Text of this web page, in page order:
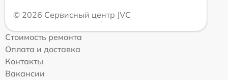
© 2026 Сервисный центр JVC
Стоимость ремонта
Оплата и доставка
Контакты
Вакансии